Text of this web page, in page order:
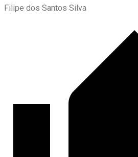
Filipe dos Santos Silva